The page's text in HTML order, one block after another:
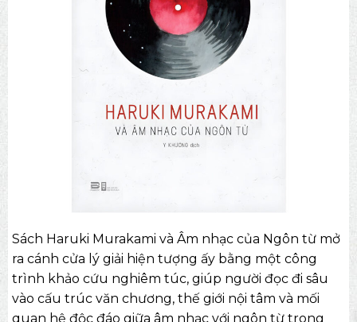
Sách Haruki Murakami và Âm nhạc của Ngôn từ mở
ra cánh cửa lý giải hiện tượng ấy bằng một công
trình khảo cứu nghiêm túc, giúp người đọc đi sâu
vào cấu trúc văn chương, thế giới nội tâm và mối
quan hệ độc đáo giữa âm nhạc với ngôn từ trong